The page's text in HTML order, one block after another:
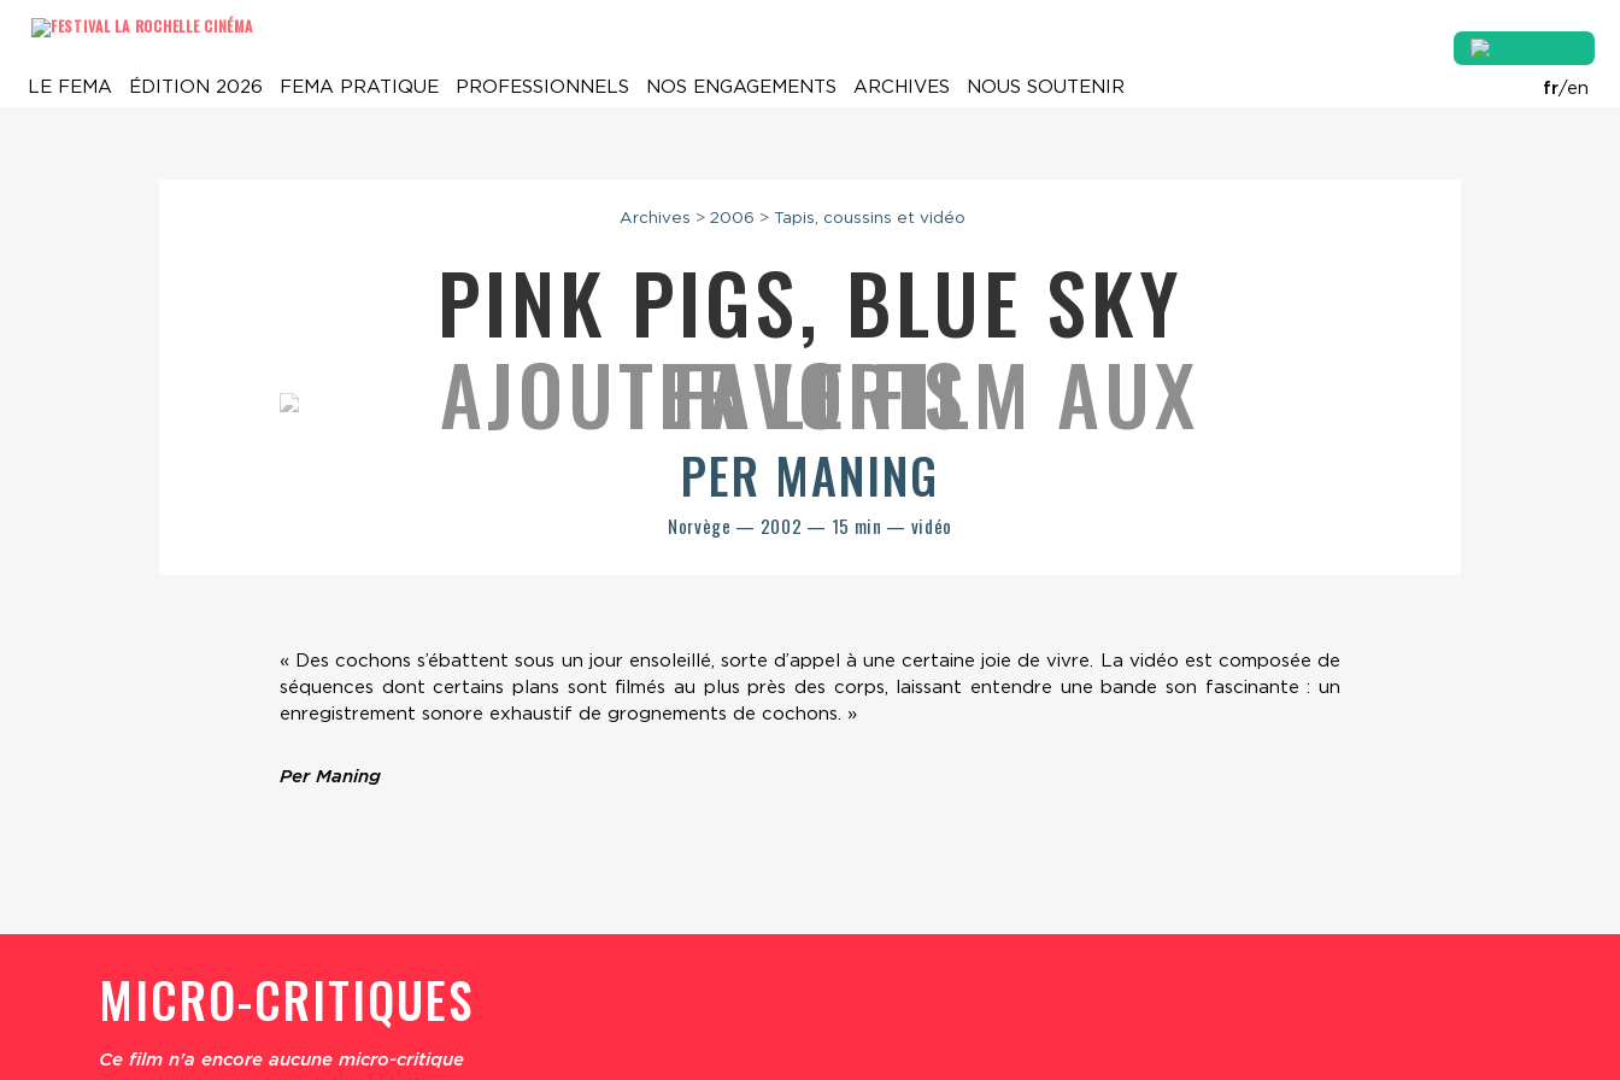
fr/en
LE FEMA ÉDITION 2026 FEMA PRATIQUE PROFESSIONNELS NOS ENGAGEMENTS ARCHIVES NOUS SOUTENIR
Archives > 2006 > Tapis, coussins et vidéo
PINK PIGS, BLUE SKY
PER MANING
Norvège — 2002 — 15 min — vidéo
« Des cochons s’ébattent sous un jour ensoleillé, sorte d’appel à une certaine joie de vivre. La vidéo est composée de
séquences dont certains plans sont filmés au plus près des corps, laissant entendre une bande son fascinante : un
enregistrement sonore exhaustif de grognements de cochons. »
Per Maning
MICRO-CRITIQUES
Ce film n'a encore aucune micro-critique